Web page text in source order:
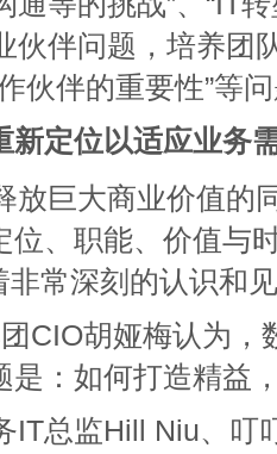
伙伴问题，培养团
伙伴的重要性”等
新定位以适应业务
放巨大商业价值的
位、职能、价值与
非常深刻的认识和
CIO胡娅梅认为，
是：如何打造精益
IT总监Hill Niu、叮